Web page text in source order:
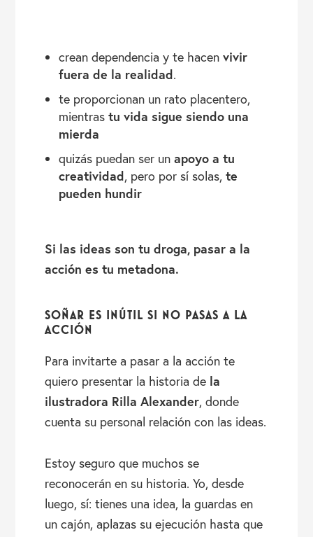
crean dependencia y te hacen vivir
fuera de la realidad.
te proporcionan un rato placentero,
mientras tu vida sigue siendo una
mierda
quizás puedan ser unapoyo a tu
creatividad, pero por sí solas, te
pueden hundir
Si las ideas son tu droga, pasar a la
acción es tu metadona.
SOÑAR ES INÚTIL SI NO PASAS A LA
ACCIÓN
Para invitarte a pasar a la acción te
quiero presentar la historia de la
ilustradora Rilla Alexander, donde
cuenta su personal relación con las ideas.
Estoy seguro que muchos se
reconocerán en su historia. Yo, desde
luego, sí: tienes una idea, la guardas en
un cajón, aplazas su ejecución hasta que